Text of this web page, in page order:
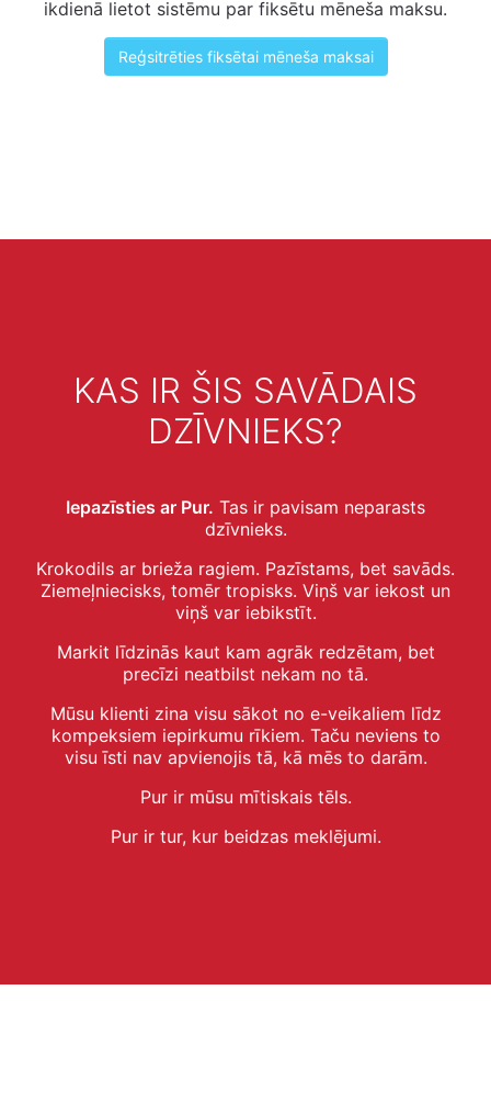
ikdienā lietot sistēmu par fiksētu mēneša maksu.
Reģsitrēties fiksētai mēneša maksai
KAS IR ŠIS SAVĀDAIS
DZĪVNIEKS?
Iepazīsties ar Pur. Tas ir pavisam neparasts
dzīvnieks.
Krokodils ar brieža ragiem. Pazīstams, bet savāds.
Ziemeļniecisks, tomēr tropisks. Viņš var iekost un
viņš var iebikstīt.
Markit līdzinās kaut kam agrāk redzētam, bet
precīzi neatbilst nekam no tā.
Mūsu klienti zina visu sākot no e-veikaliem līdz
kompeksiem iepirkumu rīkiem. Taču neviens to
visu īsti nav apvienojis tā, kā mēs to darām.
Pur ir mūsu mītiskais tēls.
Pur ir tur, kur beidzas meklējumi.